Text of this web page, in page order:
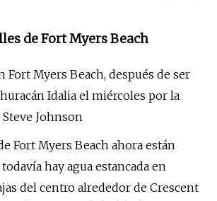
de Fort Myers Beach
Fort Myers Beach, después de ser
Idalia el miércoles por la
Steve Johnson
Fort Myers Beach ahora están
hay agua estancada en
del centro alrededor de Crescent